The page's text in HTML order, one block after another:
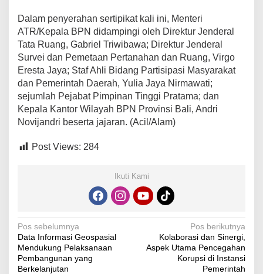
Dalam penyerahan sertipikat kali ini, Menteri
ATR/Kepala BPN didampingi oleh Direktur Jenderal
Tata Ruang, Gabriel Triwibawa; Direktur Jenderal
Survei dan Pemetaan Pertanahan dan Ruang, Virgo
Eresta Jaya; Staf Ahli Bidang Partisipasi Masyarakat
dan Pemerintah Daerah, Yulia Jaya Nirmawati;
sejumlah Pejabat Pimpinan Tinggi Pratama; dan
Kepala Kantor Wilayah BPN Provinsi Bali, Andri
Novijandri beserta jajaran. (Acil/Alam)
Post Views: 284
Ikuti Kami
Navigasi
pos
Pos sebelumnya
Data Informasi Geospasial
Mendukung Pelaksanaan
Pembangunan yang
Berkelanjutan
Pos berikutnya
Kolaborasi dan Sinergi,
Aspek Utama Pencegahan
Korupsi di Instansi
Pemerintah